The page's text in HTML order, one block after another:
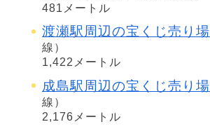
481メートル
渡瀬駅周辺の宝くじ売り場
線）
1,422メートル
成島駅周辺の宝くじ売り場
線）
2,176メートル